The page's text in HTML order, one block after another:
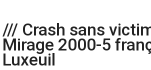
/// Crash sans
Mirage 2000-5
Luxeuil